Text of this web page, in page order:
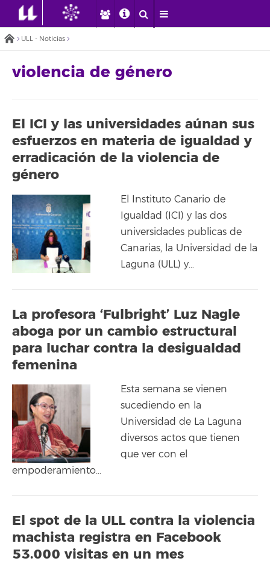
ULL - Noticias
violencia de género
El ICI y las universidades aúnan sus
esfuerzos en materia de igualdad y
erradicación de la violencia de
género
El Instituto Canario de
Igualdad (ICI) y las dos
universidades publicas de
Canarias, la Universidad de la
Laguna (ULL) y…
La profesora ‘Fulbright’ Luz Nagle
aboga por un cambio estructural
para luchar contra la desigualdad
femenina
Esta semana se vienen
sucediendo en la
Universidad de La Laguna
diversos actos que tienen
que ver con el
empoderamiento…
El spot de la ULL contra la violencia
machista registra en Facebook
53.000 visitas en un mes